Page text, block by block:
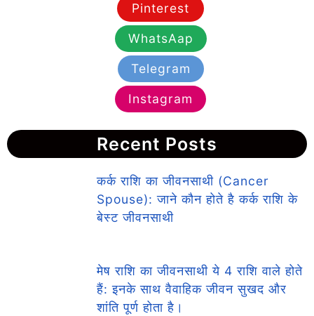
Pinterest
WhatsAap
Telegram
Instagram
Recent Posts
कर्क राशि का जीवनसाथी (Cancer
Spouse): जाने कौन होते है कर्क राशि के
बेस्ट जीवनसाथी
मेष राशि का जीवनसाथी ये 4 राशि वाले होते
हैं: इनके साथ वैवाहिक जीवन सुखद और
शांति पूर्ण होता है।